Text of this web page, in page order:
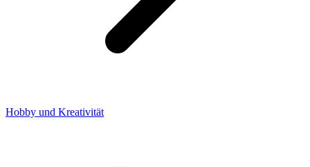
Hobby und Kreativität